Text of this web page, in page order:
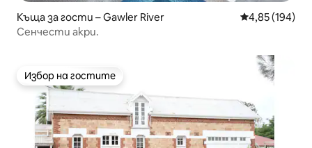
Къща за гости – Gawler River Средна
4,85 (194)
Сенчести акри.
Избор на гостите
Избор на гостите